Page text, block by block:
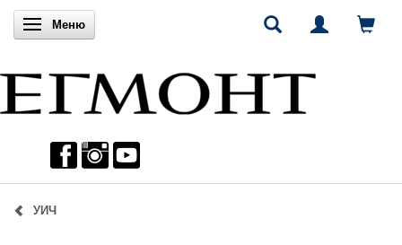
Включи навигацията
Меню
УИЧ